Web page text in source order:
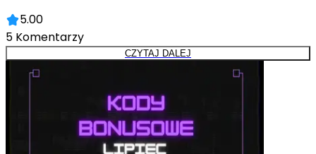
5.00
5 Komentarzy
CZYTAJ DALEJ